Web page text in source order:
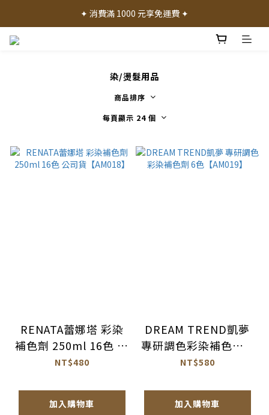
✦ 加入會員就送 50 元購物禮金 ✦
✦ 消費滿 1000 元享免運費 ✦
染/燙髮用品
商品排序
每頁顯示 24 個
RENATA蕾娜塔 彩染
補色劑 250ml 16色 公
司貨【AM018】
NT$480
加入購物車
DREAM TREND凱夢
專研調色彩染補色劑 6
色【AM019】
NT$580
加入購物車